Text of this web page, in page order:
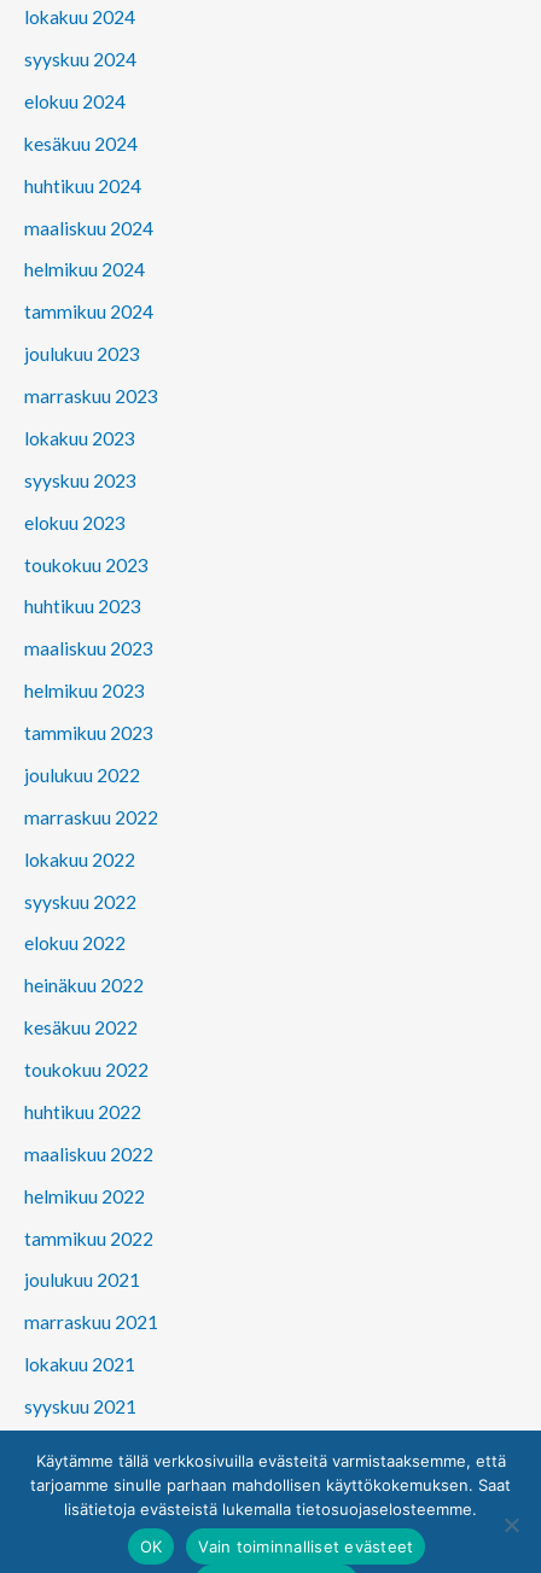
lokakuu 2024
syyskuu 2024
elokuu 2024
kesäkuu 2024
huhtikuu 2024
maaliskuu 2024
helmikuu 2024
tammikuu 2024
joulukuu 2023
marraskuu 2023
lokakuu 2023
syyskuu 2023
elokuu 2023
toukokuu 2023
huhtikuu 2023
maaliskuu 2023
helmikuu 2023
tammikuu 2023
joulukuu 2022
marraskuu 2022
lokakuu 2022
syyskuu 2022
elokuu 2022
heinäkuu 2022
kesäkuu 2022
toukokuu 2022
huhtikuu 2022
maaliskuu 2022
helmikuu 2022
tammikuu 2022
joulukuu 2021
marraskuu 2021
lokakuu 2021
syyskuu 2021
© 2026 Suomen Prosessioikeusyhdistys ry
Käytämme tällä verkkosivuilla evästeitä varmistaaksemme, että
tarjoamme sinulle parhaan mahdollisen käyttökokemuksen. Saat
lisätietoja evästeistä lukemalla tietosuojaselosteemme.
OK
Vain toiminnalliset evästeet